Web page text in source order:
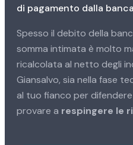
di pagamento dalla
Spesso il debito della
somma intimata è molto
ricalcolata al netto degli
Giansalvo, sia nella fase
al tuo fianco per
provare a respingere le